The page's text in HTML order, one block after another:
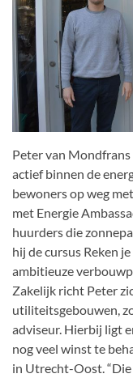
Peter van
actief binnen de
bewoners op weg
met Energie
huurders die
hij de cursus Reken
ambitieuze
Zakelijk richt Peter
utiliteitsgebouwen,
adviseur. Hierbij ligt
nog veel winst te
in Utrecht-Oost. “Die